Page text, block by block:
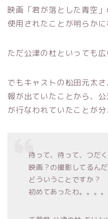
映画「君が落とした青空
使用されたことが明らかに
ただ公津の杜といっても広
でもキャストの松田元太
報が出ていたことから、
が行なわれていたことが
待って、待って、つだ
映画？の撮影してるん
どういうことですか？
初めてあったわ。。。。